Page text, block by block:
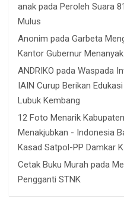
anak pada Peroleh Suara
Mulus
Anonim pada Garbeta
Kantor Gubernur
ANDRIKO pada Waspada
IAIN Curup Berikan
Lubuk Kembang
12 Foto Menarik
Menakjubkan - Indonesia
Kasad Satpol-PP Damkar
Cetak Buku Murah pada
Pengganti STNK